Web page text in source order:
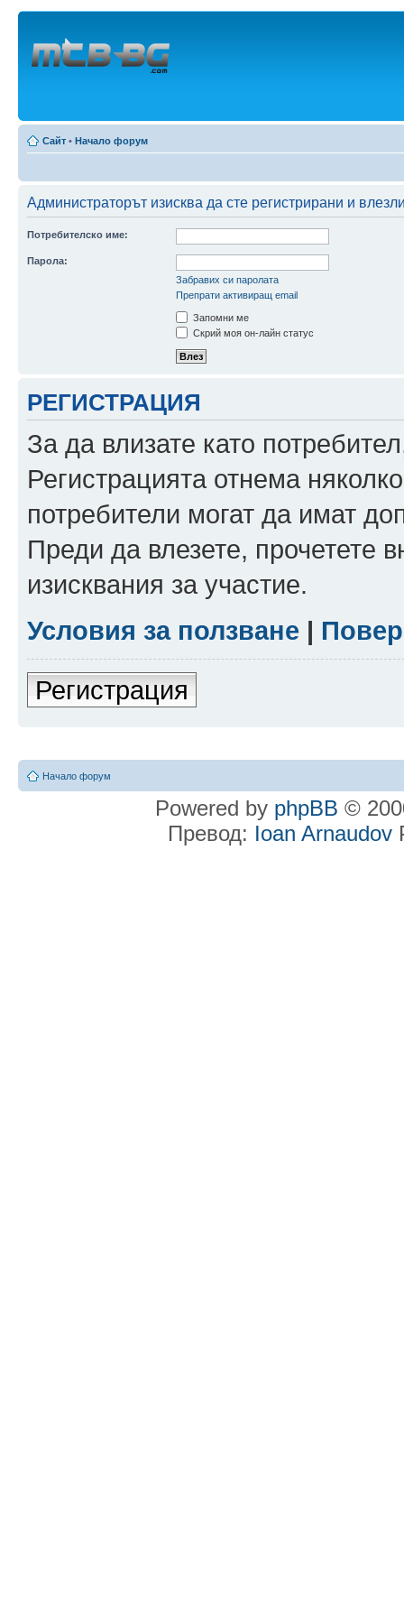
Сайт • Начало форум
Администраторът изисква да сте регистрирани и
Потребителско име:
Парола:
Забравих си паролата
Препрати активиращ email
Запомни ме
Скрий моя он-лайн статус
РЕГИСТРАЦИЯ
За да влизате като
Регистрацията отнема
потребители могат да имат
Преди да влезете, прочетете
изисквания за участие.
Условия за ползване |
Регистрация
Начало форум
Powered by phpBB ©
Превод: Ioan Arnaudov